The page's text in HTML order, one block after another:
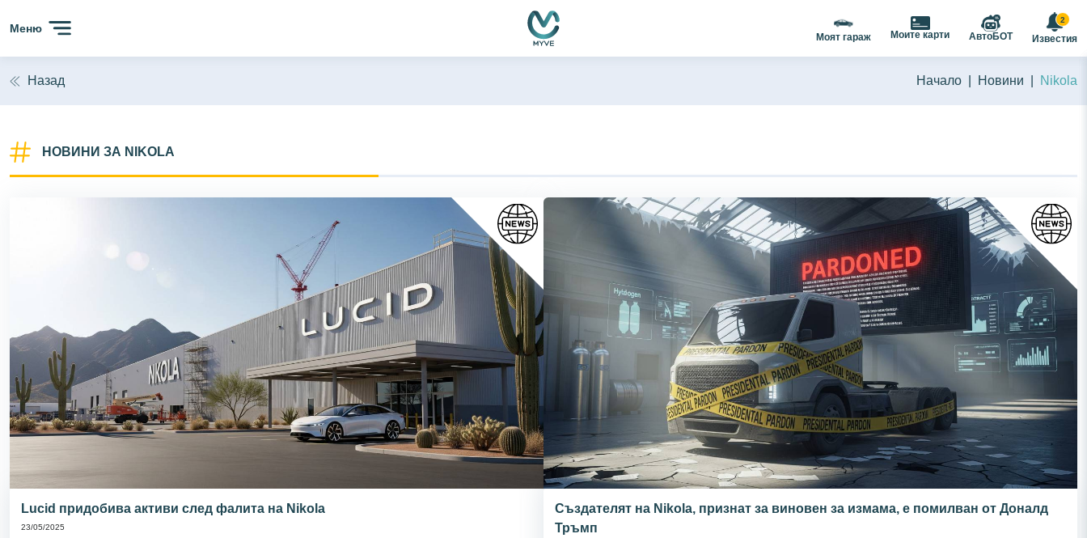
Сайтът използва 'бисквитки' (cookies) с цел безпроблемно функциониране, подобряване на изживяването, персонализиране на съдържанието и
Политика за бисквитки
ПРИЕМАМ
Меню
Моят гараж Моите карти АвтоБОТ
2
Известия
Назад Начало Новини Nikola
НОВИНИ ЗА NIKOLA
Lucid придобива активи след фалита на Nikola
23/05/2025
Създателят на Nikola, признат за виновен за измама, е помилван от Доналд
Тръмп